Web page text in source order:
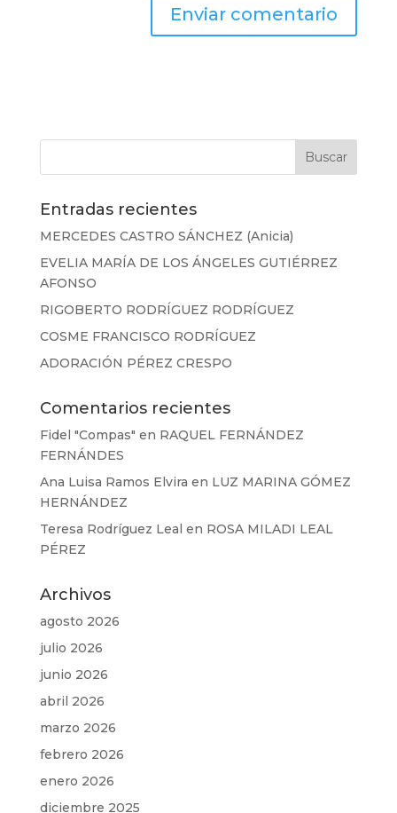
Entradas recientes
MERCEDES CASTRO SÁNCHEZ (Anicia)
EVELIA MARÍA DE LOS ÁNGELES GUTIÉRREZ
AFONSO
RIGOBERTO RODRÍGUEZ RODRÍGUEZ
COSME FRANCISCO RODRÍGUEZ
ADORACIÓN PÉREZ CRESPO
Comentarios recientes
Fidel "Compas" en RAQUEL FERNÁNDEZ
FERNÁNDES
Ana Luisa Ramos Elvira en LUZ MARINA GÓMEZ
HERNÁNDEZ
Teresa Rodríguez Leal en ROSA MILADI LEAL
PÉREZ
Archivos
agosto 2026
julio 2026
junio 2026
abril 2026
marzo 2026
febrero 2026
enero 2026
diciembre 2025